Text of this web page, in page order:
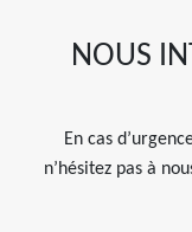
NOUS
En cas
n’hésitez pas à